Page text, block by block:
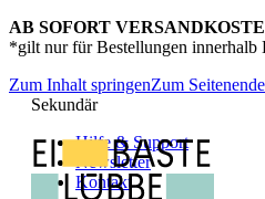
AB SOFORT
*gilt nur für Bestellungen innerhalb
Zum Inhalt springenZum
Sekundär
Hilfe & Support
Newsletter
Kontakt